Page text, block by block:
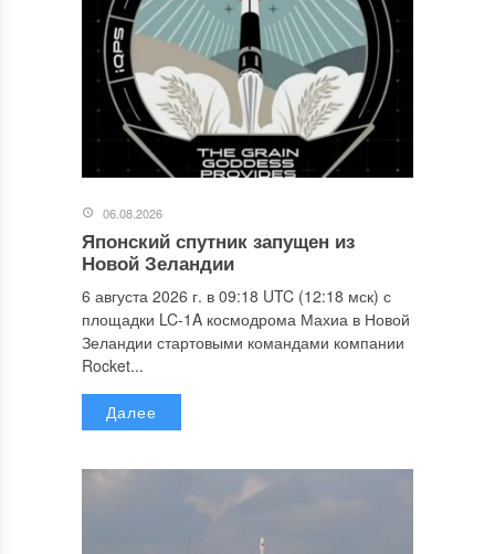
06.08.2026
Японский спутник запущен из
Новой Зеландии
6 августа 2026 г. в 09:18 UTC (12:18 мск) с
площадки LC-1A космодрома Махиа в Новой
Зеландии стартовыми командами компании
Rocket...
Далее